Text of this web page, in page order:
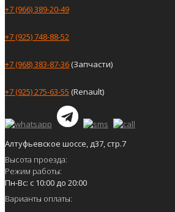
+7 (966) 389-20-49
+7 (925) 748-88-52
+7 (968) 383-87-36(Запчасти)
+7 (925) 275-63-55 (Renault)
Алтуфьевское шоссе, д37, стр.7
Высота проезда:
Режим работы:
Пн-Вс: с 10:00 до 20:00
Варианты оплаты: